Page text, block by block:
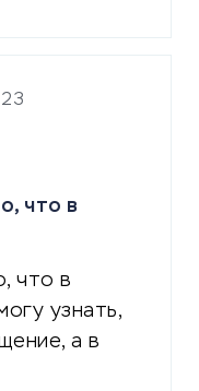
что в
что в
узнать,
а в